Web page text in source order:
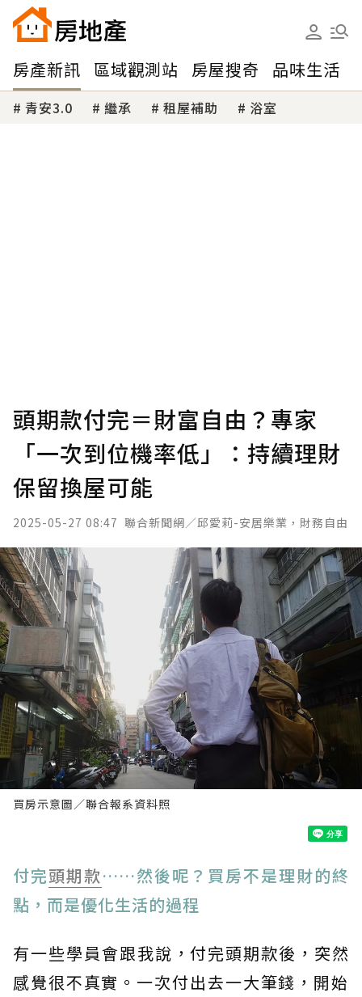
房產新訊 區域觀測站 房屋搜奇 品味生活
青安3.0 繼承 租屋補助 浴室
頭期款付完＝財富自由？專家
「一次到位機率低」：持續理財
保留換屋可能
2025-05-27 08:47 聯合新聞網／邱愛莉-安居樂業，財務自由
買房示意圖／聯合報系資料照
付完頭期款……然後呢？買房不是理財的終
點，而是優化生活的過程
有一些學員會跟我說，付完頭期款後，突然
感覺很不真實。󠀠一次付出去一大筆錢，開始